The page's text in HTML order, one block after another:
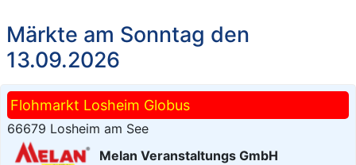
Märkte am Sonntag den
13.09.2026
Flohmarkt Losheim Globus
66679 Losheim am See
Melan Veranstaltungs GmbH